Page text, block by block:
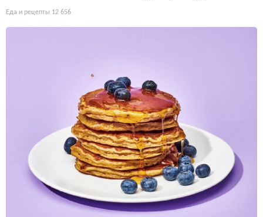
Еда и рецепты 12 656